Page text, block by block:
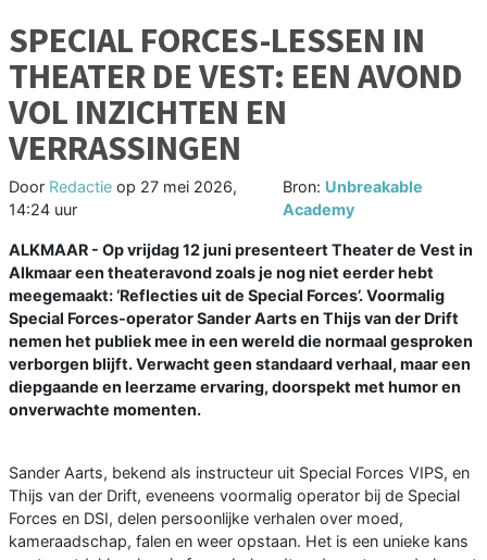
SPECIAL FORCES-LESSEN IN
THEATER DE VEST: EEN AVOND
VOL INZICHTEN EN
VERRASSINGEN
Door Redactie op 27 mei 2026,
14:24 uur
Bron: Unbreakable
Academy
ALKMAAR - Op vrijdag 12 juni presenteert Theater de Vest in
Alkmaar een theateravond zoals je nog niet eerder hebt
meegemaakt: ‘Reflecties uit de Special Forces’. Voormalig
Special Forces-operator Sander Aarts en Thijs van der Drift
nemen het publiek mee in een wereld die normaal gesproken
verborgen blijft. Verwacht geen standaard verhaal, maar een
diepgaande en leerzame ervaring, doorspekt met humor en
onverwachte momenten.
Sander Aarts, bekend als instructeur uit Special Forces VIPS, en
Thijs van der Drift, eveneens voormalig operator bij de Special
Forces en DSI, delen persoonlijke verhalen over moed,
kameraadschap, falen en weer opstaan. Het is een unieke kans